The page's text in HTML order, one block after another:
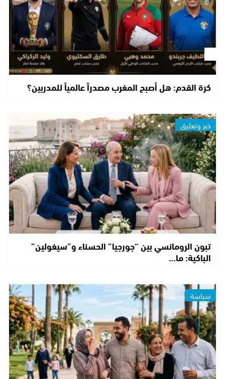
كرة القدم: هل أصبح المغرب مصدراً عالمياً للمدربين؟
خبر وتعليق
تبون الرومانسي بين “جورجيا” الحسناء و”سيغولين”
الباكية: ما…
سياسة